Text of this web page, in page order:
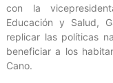
con la
Educación y Salud,
replicar las políticas
beneficiar a los
Cano.